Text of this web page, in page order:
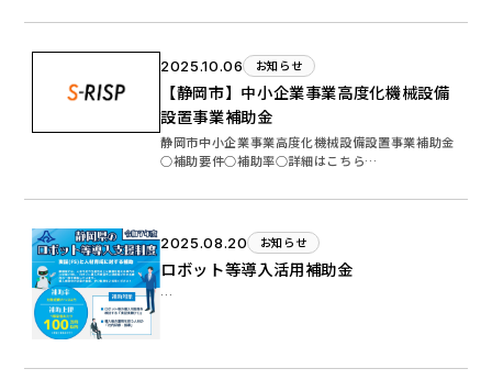
2025.10.06 お知らせ
【静岡市】中小企業事業高度化機械設備
設置事業補助金
静岡市中小企業事業高度化機械設備設置事業補助金
○補助要件○補助率○詳細はこちら…
2025.08.20 お知らせ
ロボット等導入活用補助金
…